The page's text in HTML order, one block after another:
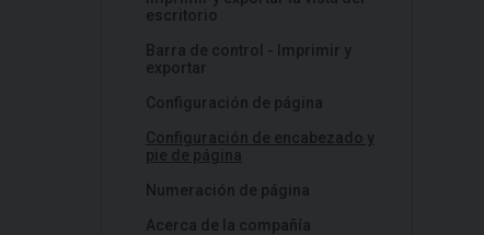
escritorio
Barra de control - Imprimir y
exportar
Configuración de página
Configuración de encabezado y
pie de página
Numeración de página
Acerca de la compañía